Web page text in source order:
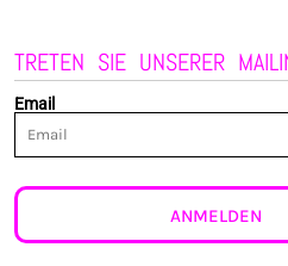
TRETEN SIE UNSERER
Email
ANMELDEN